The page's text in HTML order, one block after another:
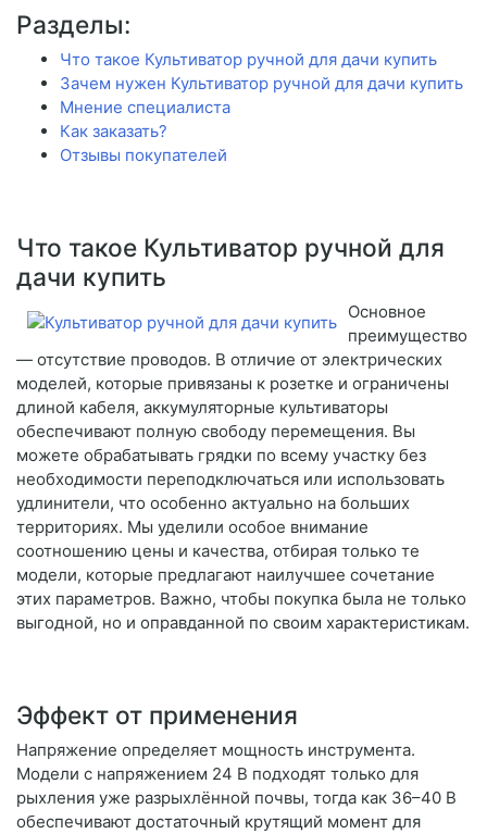
Разделы:
Что такое Культиватор ручной для дачи купить
Зачем нужен Культиватор ручной для дачи купить
Мнение специалиста
Как заказать?
Отзывы покупателей
Что такое Культиватор ручной для
дачи купить
Основное
преимущество
— отсутствие проводов. В отличие от электрических
моделей, которые привязаны к розетке и ограничены
длиной кабеля, аккумуляторные культиваторы
обеспечивают полную свободу перемещения. Вы
можете обрабатывать грядки по всему участку без
необходимости переподключаться или использовать
удлинители, что особенно актуально на больших
территориях. Мы уделили особое внимание
соотношению цены и качества, отбирая только те
модели, которые предлагают наилучшее сочетание
этих параметров. Важно, чтобы покупка была не только
выгодной, но и оправданной по своим характеристикам.
Эффект от применения
Напряжение определяет мощность инструмента.
Модели с напряжением 24 В подходят только для
рыхления уже разрыхлённой почвы, тогда как 36–40 В
обеспечивают достаточный крутящий момент для